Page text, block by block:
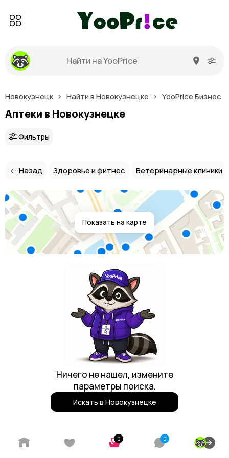
Новокузнецк Найти в Новокузнецке YooPrice Бизнес
Аптеки в Новокузнецке
Фильтры
← Назад Здоровье и фитнес Ветеринарные клиники
Показать на карте
Ничего не нашел, измените
параметры поиска.
Искать в Новокузнецке
Реклама
0 0